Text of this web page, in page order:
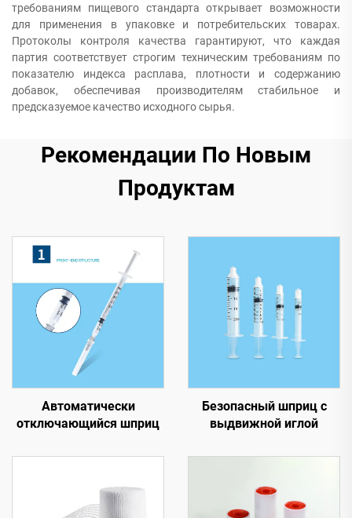
требованиям пищевого стандарта открывает возможности
для применения в упаковке и потребительских товарах.
Протоколы контроля качества гарантируют, что каждая
партия соответствует строгим техническим требованиям по
показателю индекса расплава, плотности и содержанию
добавок, обеспечивая производителям стабильное и
предсказуемое качество исходного сырья.
Рекомендации По Новым
Продуктам
Автоматически
отключающийся шприц
Безопасный шприц с
выдвижной иглой